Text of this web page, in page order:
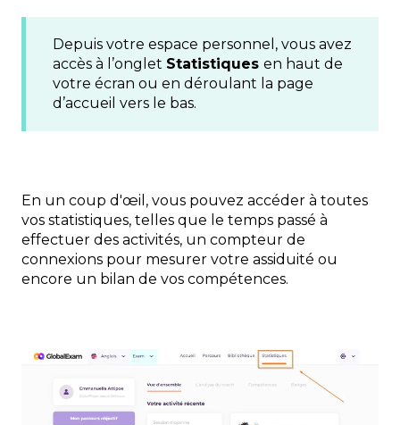
Depuis votre espace personnel, vous avez
accès à l’onglet Statistiques en haut de
votre écran ou en déroulant la page
d’accueil vers le bas.
En un coup d'œil, vous pouvez accéder à toutes
vos statistiques, telles que le temps passé à
effectuer des activités, un compteur de
connexions pour mesurer votre assiduité ou
encore un bilan de vos compétences.